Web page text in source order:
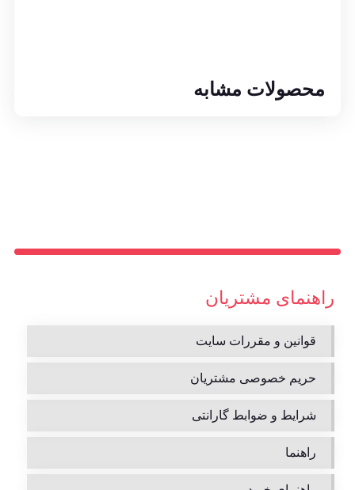
محصولات مشابه
راهنمای مشتریان
قوانین و مقررات سایت
حریم خصوصی مشتریان
شرایط و ضوابط گارانتی
راهنما